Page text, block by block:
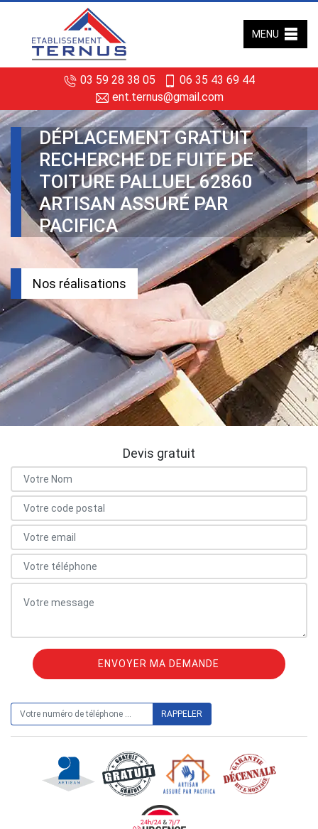
03 59 28 38 05
06 35 43 69 44
ent.ternus@gmail.com
MENU
DÉPLACEMENT GRATUIT
RECHERCHE DE FUITE DE
TOITURE PALLUEL 62860
ARTISAN ASSURÉ PAR
PACIFICA
Nos réalisations
Devis gratuit